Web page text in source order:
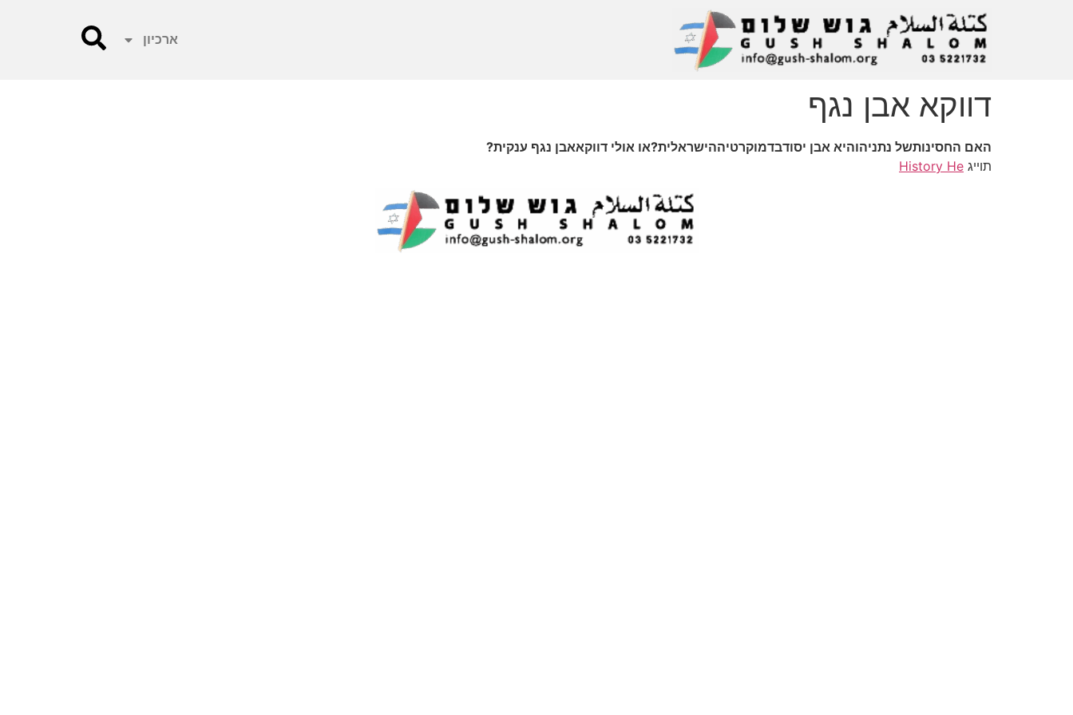
ארכיון
דווקא אבן נגף
האם החסינותשל נתניהוהיא אבן יסודבדמוקרטיההישראלית?או אולי דווקאאבן נגף ענקית?
תוייג History He